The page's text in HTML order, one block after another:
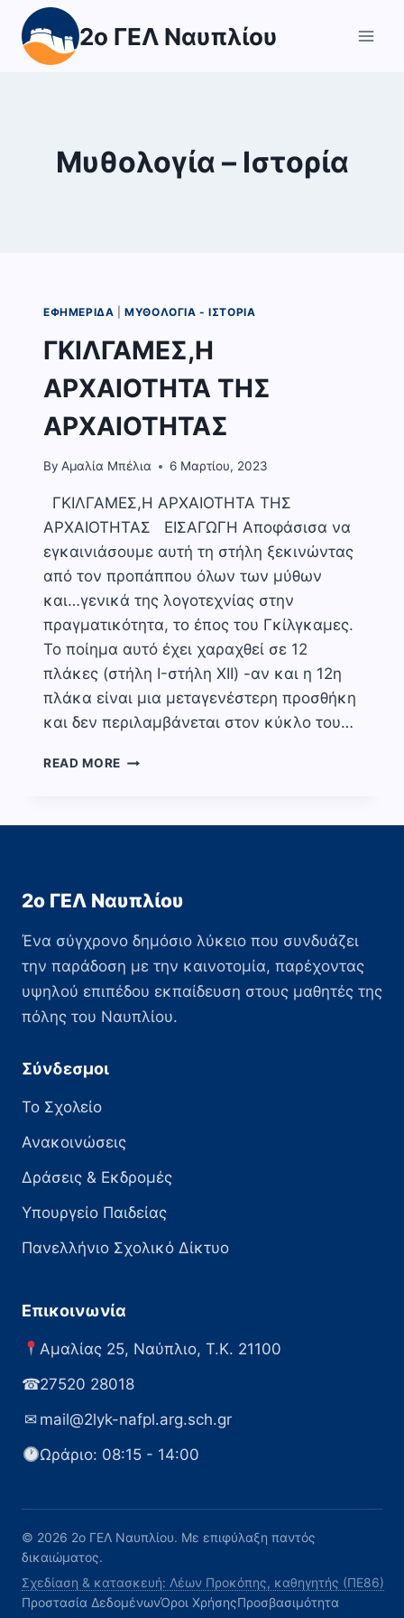
content
2ο ΓΕΛ Ναυπλίου
Μυθολογία – Ιστορία
ΕΦΗΜΕΡΊΔΑ |ΜΥΘΟΛΟΓΊΑ - ΙΣΤΟΡΊΑ
ΓΚΙΛΓΑΜΕΣ,Η
ΑΡΧΑΙΟΤΗΤΑ ΤΗΣ
ΑΡΧΑΙΟΤΗΤΑΣ
By Αμαλία Μπέλια 6 Μαρτίου, 2023
ΓΚΙΛΓΑΜΕΣ,Η ΑΡΧΑΙΟΤΗΤΑ ΤΗΣ
ΑΡΧΑΙΟΤΗΤΑΣ ΕΙΣΑΓΩΓΗ Αποφάσισα να
εγκαινιάσουμε αυτή τη στήλη ξεκινώντας
από τον προπάππου όλων των μύθων
και…γενικά της λογοτεχνίας στην
πραγματικότητα, το έπος του Γκίλγκαμες.
Το ποίημα αυτό έχει χαραχθεί σε 12
πλάκες (στήλη I-στήλη XII) -αν και η 12η
πλάκα είναι μια μεταγενέστερη προσθήκη
και δεν περιλαμβάνεται στον κύκλο του…
READ MORE ΓΚΙΛΓΑΜΕΣ,Η
2ο ΓΕΛ Ναυπλίου
Ένα σύγχρονο δημόσιο λύκειο που συνδυάζει
την παράδοση με την καινοτομία, παρέχοντας
υψηλού επιπέδου εκπαίδευση στους μαθητές της
πόλης του Ναυπλίου.
Σύνδεσμοι
Το Σχολείο
Ανακοινώσεις
Δράσεις & Εκδρομές
Υπουργείο Παιδείας
Πανελλήνιο Σχολικό Δίκτυο
Επικοινωνία
Αμαλίας 25, Ναύπλιο, Τ.Κ. 21100
☎27520 28018
✉ mail@2lyk-nafpl.arg.sch.gr
Ωράριο: 08:15 - 14:00
© 2026 2ο ΓΕΛ Ναυπλίου. Με επιφύλαξη παντός
δικαιώματος.
Σχεδίαση & κατασκευή: Λέων Προκόπης, καθηγητής (ΠΕ86)
Προστασία ΔεδομένωνΌροι ΧρήσηςΠροσβασιμότητα